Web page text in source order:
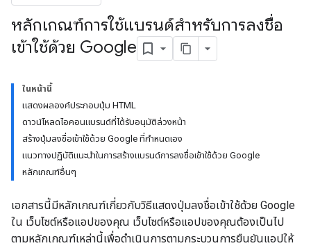
หลักเกณฑ์การใช้แบรนด์สำหรับการลงชื่อ
เข้าใช้ด้วย Google
ในหน้านี้
แสดงผลองค์ประกอบปุ่ม HTML
ดาวน์โหลดไอคอนแบรนด์ที่ได้รับอนุมัติล่วงหน้า
สร้างปุ่มลงชื่อเข้าใช้ด้วย Google ที่กำหนดเอง
แนวทางปฏิบัติแนะนำในการสร้างแบรนด์การลงชื่อเข้าใช้ด้วย Google
หลักเกณฑ์อื่นๆ
เอกสารนี้มีหลักเกณฑ์เกี่ยวกับวิธีแสดงปุ่มลงชื่อเข้าใช้ด้วย Google
ใน เว็บไซต์หรือแอปของคุณ เว็บไซต์หรือแอปของคุณต้องเป็นไป
ตามหลักเกณฑ์เหล่านี้เพื่อดำเนินการตามกระบวนการยืนยันแอปให้